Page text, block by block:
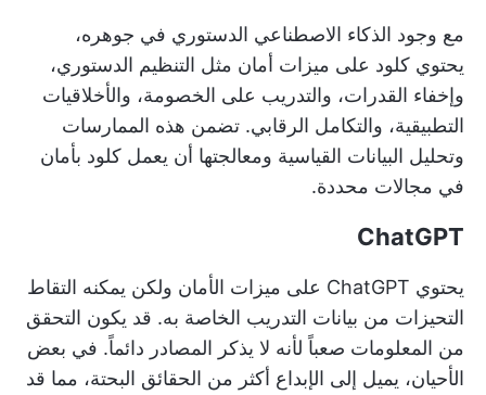
مع وجود الذكاء الاصطناعي الدستوري في جوهره،
يحتوي كلود على ميزات أمان مثل التنظيم الدستوري،
وإخفاء القدرات، والتدريب على الخصومة، والأخلاقيات
التطبيقية، والتكامل الرقابي. تضمن هذه الممارسات
وتحليل البيانات القياسية ومعالجتها أن يعمل كلود بأمان
في مجالات محددة.
ChatGPT
يحتوي ChatGPT على ميزات الأمان ولكن يمكنه التقاط
التحيزات من بيانات التدريب الخاصة به. قد يكون التحقق
من المعلومات صعباً لأنه لا يذكر المصادر دائماً. في بعض
الأحيان، يميل إلى الإبداع أكثر من الحقائق البحتة، مما قد